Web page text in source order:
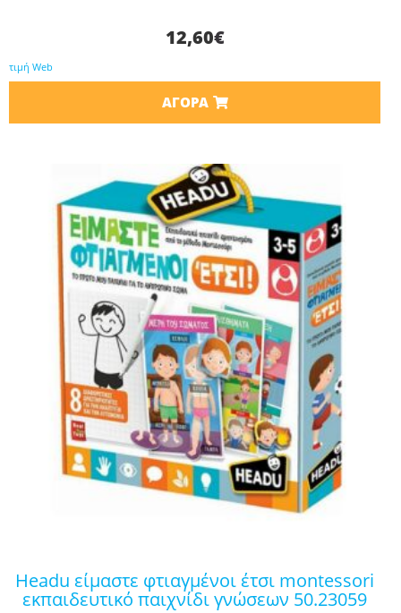
12,60€
τιμή Web
ΑΓΟΡΆ
headu είμαστε φτιαγμένοι έτσι montessori
εκπαιδευτικό παιχνίδι γνώσεων 50.23059